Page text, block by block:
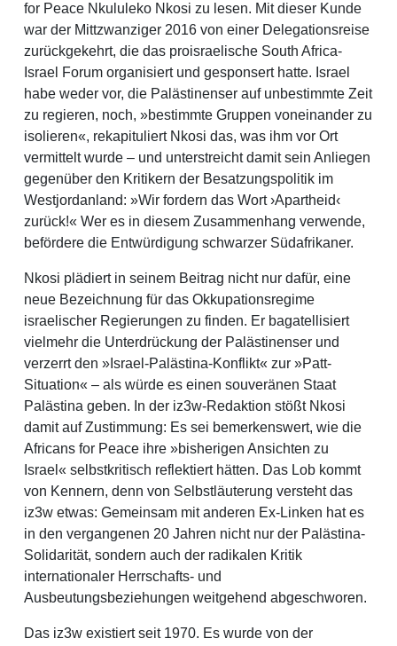
for Peace Nkululeko Nkosi zu lesen. Mit dieser Kunde
war der Mittzwanziger 2016 von einer Delegationsreise
zurückgekehrt, die das proisraelische South Africa-
Israel Forum organisiert und gesponsert hatte. Israel
habe weder vor, die Palästinenser auf unbestimmte Zeit
zu regieren, noch, »bestimmte Gruppen voneinander zu
isolieren«, rekapituliert Nkosi das, was ihm vor Ort
vermittelt wurde – und unterstreicht damit sein Anliegen
gegenüber den Kritikern der Besatzungspolitik im
Westjordanland: »Wir fordern das Wort ›Apartheid‹
zurück!« Wer es in diesem Zusammenhang verwende,
befördere die Entwürdigung schwarzer Südafrikaner.
Nkosi plädiert in seinem Beitrag nicht nur dafür, eine
neue Bezeichnung für das Okkupationsregime
israelischer Regierungen zu finden. Er bagatellisiert
vielmehr die Unterdrückung der Palästinenser und
verzerrt den »Israel-Palästina-Konflikt« zur »Patt-
Situation« – als würde es einen souveränen Staat
Palästina geben. In der iz3w-Redaktion stößt Nkosi
damit auf Zustimmung: Es sei bemerkenswert, wie die
Africans for Peace ihre »bisherigen Ansichten zu
Israel« selbstkritisch reflektiert hätten. Das Lob kommt
von Kennern, denn von Selbstläuterung versteht das
iz3w etwas: Gemeinsam mit anderen Ex-Linken hat es
in den vergangenen 20 Jahren nicht nur der Palästina-
Solidarität, sondern auch der radikalen Kritik
internationaler Herrschafts- und
Ausbeutungsbeziehungen weitgehend abgeschworen.
Das iz3w existiert seit 1970. Es wurde von der